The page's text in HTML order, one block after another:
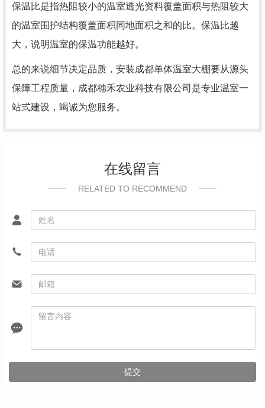
保温比是指热阻较小的温室透光资料覆盖面积与热阻较大
的温室围护结构覆盖面积同地面积之和的比。保温比越
大，说明温室的保温功能越好。
总的来说细节决定品质，安装成都单体温室大棚要从源头
保障工程质量，成都穗禾农业科技有限公司是专业温室一
站式建设，竭诚为您服务。
在线留言
RELATED TO RECOMMEND
提交